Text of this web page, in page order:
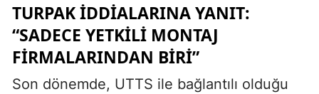
TURPAK İDDIALARINA YANIT:
“SADECE YETKILI MONTAJ
FIRMALARINDAN BIRI”
Son dönemde, UTTS ile bağlantılı olduğu